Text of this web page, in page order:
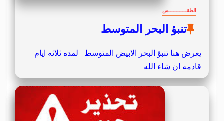
الطقــــــــــــس
تنبؤ البحر المتوسط
يعرض هنا تنبؤ البحر الابيض المتوسط لمده ثلاثه ايام
قادمه ان شاء الله